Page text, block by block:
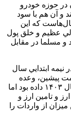
در حوزه خودرو
و آن هم با سود
سال‌هاست كه اين
عظيم و خلق پول
و مسلما در مقابل
خودرو در نيمه ابتدايي سال
پيشين، وعده
واردات ۵۰ هزار دستگاه خودرو را در ابتداي سال ۱۴۰۳ داده بود اما
و تامين ارز و
از واردات را